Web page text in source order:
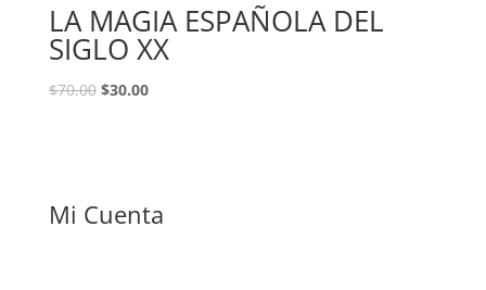
LA MAGIA ESPAÑOLA DEL
SIGLO XX
$70.00 $30.00
Mi Cuenta